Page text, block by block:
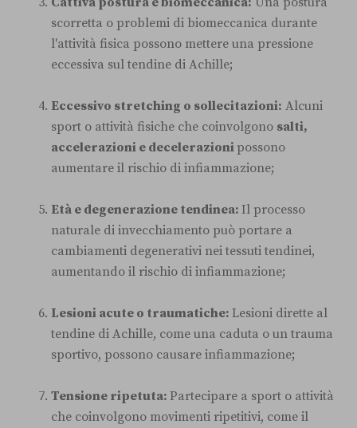
scorretta o problemi di biomeccanica durante
l'attività fisica possono mettere una pressione
eccessiva sul tendine di Achille;
Eccessivo stretching o sollecitazioni: Alcuni
sport o attività fisiche che coinvolgono salti,
accelerazioni e decelerazioni possono
aumentare il rischio di infiammazione;
Età e degenerazione tendinea: Il processo
naturale di invecchiamento può portare a
cambiamenti degenerativi nei tessuti tendinei,
aumentando il rischio di infiammazione;
Lesioni acute o traumatiche: Lesioni dirette al
tendine di Achille, come una caduta o un trauma
sportivo, possono causare infiammazione;
Tensione ripetuta: Partecipare a sport o attività
che coinvolgono movimenti ripetitivi, come il